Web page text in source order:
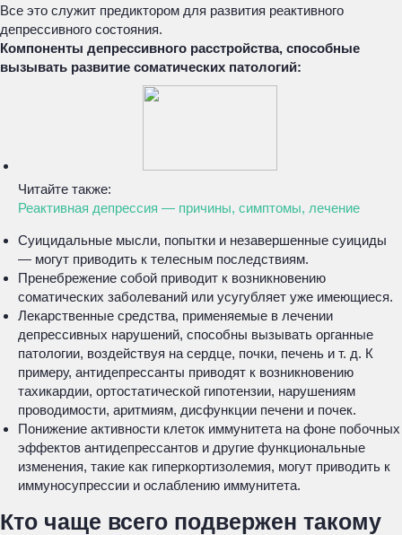
Все это служит предиктором для развития реактивного
депрессивного состояния.
Компоненты депрессивного расстройства, способные
вызывать развитие соматических патологий:
Читайте также:
Реактивная депрессия — причины, симптомы, лечение
Суицидальные мысли, попытки и незавершенные суициды
— могут приводить к телесным последствиям.
Пренебрежение собой приводит к возникновению
соматических заболеваний или усугубляет уже имеющиеся.
Лекарственные средства, применяемые в лечении
депрессивных нарушений, способны вызывать органные
патологии, воздействуя на сердце, почки, печень и т. д. К
примеру, антидепрессанты приводят к возникновению
тахикардии, ортостатической гипотензии, нарушениям
проводимости, аритмиям, дисфункции печени и почек.
Понижение активности клеток иммунитета на фоне побочных
эффектов антидепрессантов и другие функциональные
изменения, такие как гиперкортизолемия, могут приводить к
иммуносупрессии и ослаблению иммунитета.
Кто чаще всего подвержен такому